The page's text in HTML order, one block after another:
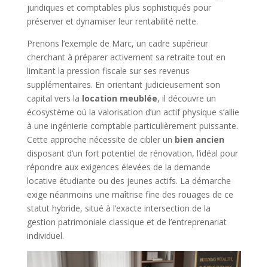
juridiques et comptables plus sophistiqués pour
préserver et dynamiser leur rentabilité nette.
Prenons l’exemple de Marc, un cadre supérieur
cherchant à préparer activement sa retraite tout en
limitant la pression fiscale sur ses revenus
supplémentaires. En orientant judicieusement son
capital vers la location meublée, il découvre un
écosystème où la valorisation d’un actif physique s’allie
à une ingénierie comptable particulièrement puissante.
Cette approche nécessite de cibler un bien ancien
disposant d’un fort potentiel de rénovation, l’idéal pour
répondre aux exigences élevées de la demande
locative étudiante ou des jeunes actifs. La démarche
exige néanmoins une maîtrise fine des rouages de ce
statut hybride, situé à l’exacte intersection de la
gestion patrimoniale classique et de l’entreprenariat
individuel.